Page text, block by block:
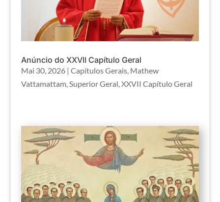
Anúncio do XXVII Capítulo Geral
Mai 30, 2026| Capítulos Gerais, Mathew
Vattamattam,Superior Geral,XXVII Capítulo Geral